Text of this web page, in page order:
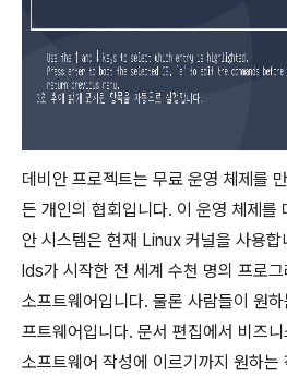
데비안 프로젝트는 무료 운영 체제를
든 개인의 협회입니다. 이 운영 체제를
안 시스템은 현재 Linux 커널을 사용
lds가 시작한 전 세계 수천 명의 프로
소프트웨어입니다. 물론 사람들이 원
프트웨어입니다. 문서 편집에서 비즈
소프트웨어 작성에 이르기까지 원하는